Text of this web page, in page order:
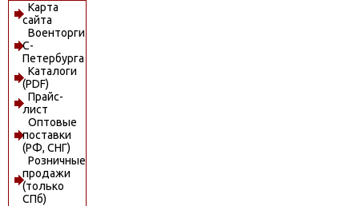
Карта
сайта
Военторги
С-
Петербурга
Каталоги
(PDF)
Прайс-
лист
Оптовые
поставки
(РФ, СНГ)
Розничные
продажи
(только
СПб)